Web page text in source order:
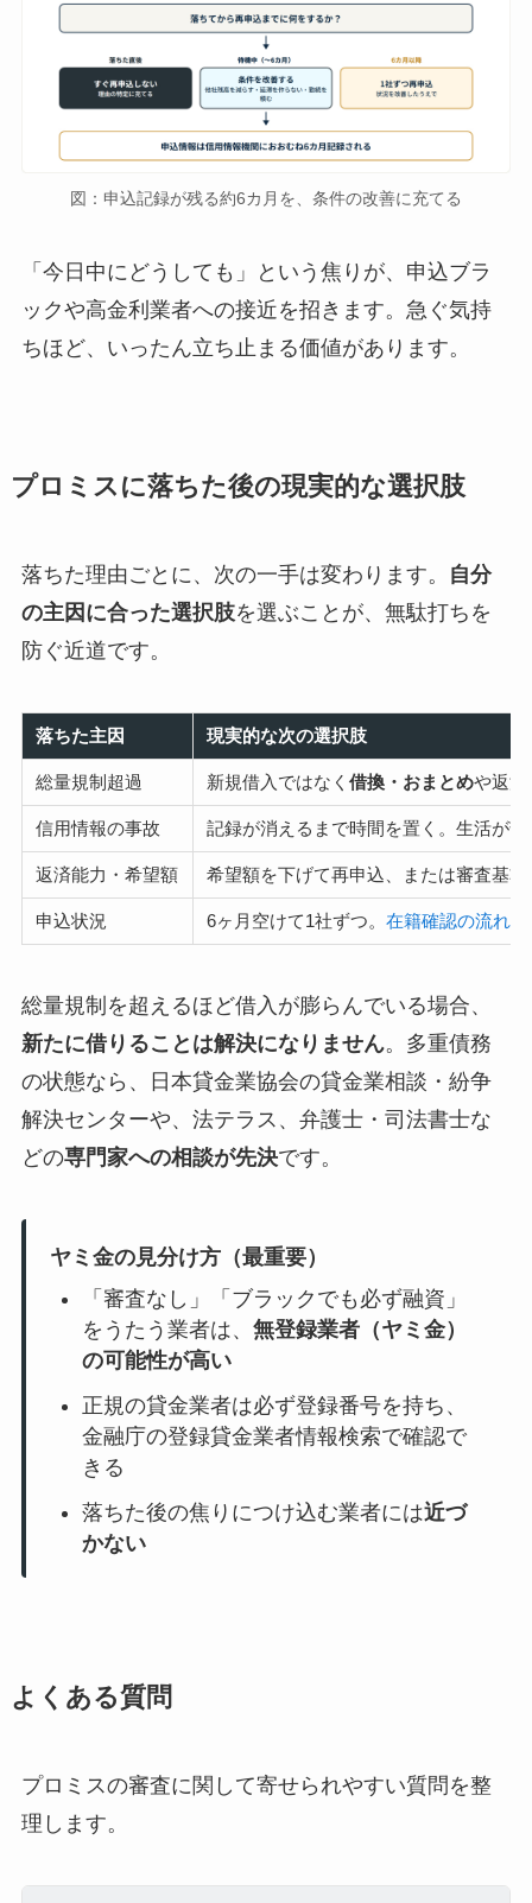
図：申込記録が残る約6カ月を、条件の改善に充てる
「今日中にどうしても」という焦りが、申込ブラ
ックや高金利業者への接近を招きます。急ぐ気持
ちほど、いったん立ち止まる価値があります。
プロミスに落ちた後の現実的な選択肢
落ちた理由ごとに、次の一手は変わります。
自分
の主因に合った選択肢を選ぶことが、無駄打ちを
防ぐ近道です。
落ちた主因 現実的な次の選択肢
総量規制超過 新規借入ではなく借換・おまとめや返済
信用情報の事故 記録が消えるまで時間を置く。生活が
返済能力・希望額 希望額を下げて再申込、または審査基
申込状況 6ヶ月空けて1社ずつ。在籍確認の流れ
総量規制を超えるほど借入が膨らんでいる場合、
新たに借りることは解決になりません。多重債務
の状態なら、日本貸金業協会の貸金業相談・紛争
解決センターや、法テラス、弁護士・司法書士な
どの専門家への相談が先決です。
ヤミ金の見分け方（最重要）
「審査なし」「ブラックでも必ず融資」
をうたう業者は、 無登録業者（ヤミ金）
の可能性が高い
正規の貸金業者は必ず登録番号を持ち、
金融庁の登録貸金業者情報検索で確認で
きる
落ちた後の焦りにつけ込む業者には近づ
かない
よくある質問
プロミスの審査に関して寄せられやすい質問を整
理します。